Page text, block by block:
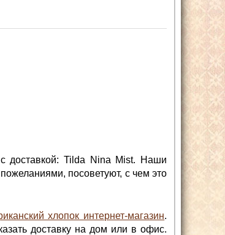
с доставкой: Tilda Nina Mist. Наши
посоветуют, с чем это
хлопок интернет-магазин.
доставку на дом или в офис.